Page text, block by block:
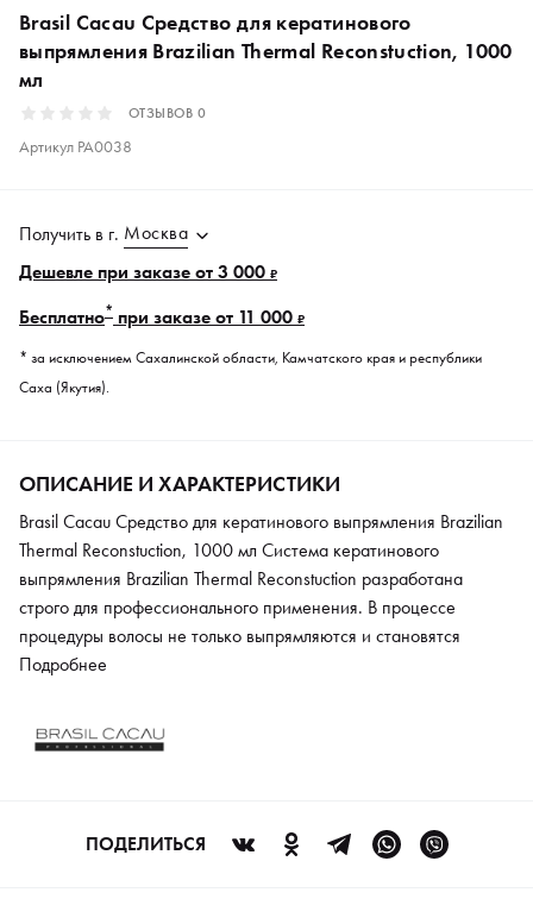
Brasil Cacau Средство для кератинового
выпрямления Brazilian Thermal Reconstuction, 1000
мл
ОТЗЫВОВ 0
Артикул PA0038
Получить в г. Москва
Дешевле при заказе от 3 000 ₽
Бесплатно* при заказе от 11 000 ₽
* за исключением Сахалинской области, Камчатского края и республики
Саха (Якутия).
ОПИСАНИЕ И ХАРАКТЕРИСТИКИ
Brasil Cacau Средство для кератинового выпрямления Brazilian
Thermal Reconstuction, 1000 мл Система кератинового
выпрямления Brazilian Thermal Reconstuction разработана
строго для профессионального применения. В процессе
процедуры волосы не только выпрямляются и становятся
гладкими, но и получают полное восстановление. После
укреплена, они будут зеркально блестящими и гладкими целых
6 месяцев. Этот состав подойдет для волос любого типа.
пантенол. В процессе кератинового выпрямления
восстанавливается полностью кутикульный слой, заполняются
Подробнее
ПОДЕЛИТЬСЯ